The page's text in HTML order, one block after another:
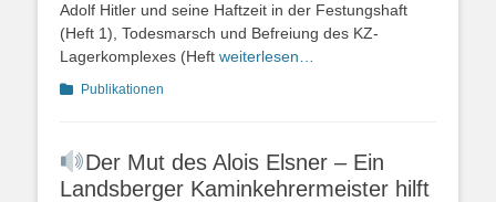
Adolf Hitler und seine Haftzeit in der Festungshaft
(Heft 1), Todesmarsch und Befreiung des KZ-
Lagerkomplexes (Heft weiterlesen…
Kategorien
Publikationen
Der Mut des Alois Elsner – Ein
Landsberger Kaminkehrermeister hilft